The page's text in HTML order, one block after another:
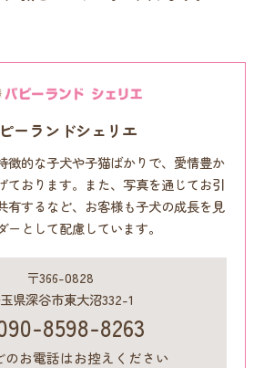
ーランドシェリエ
徴的な子犬や子猫ばかりで、愛情豊か
ております。また、写真を通じてお引
有するなど、お客様も子犬の成長を見
ーとして配慮しています。
〒366-0828
県深谷市東大沼332-1
8598-8263
のお電話はお控えください